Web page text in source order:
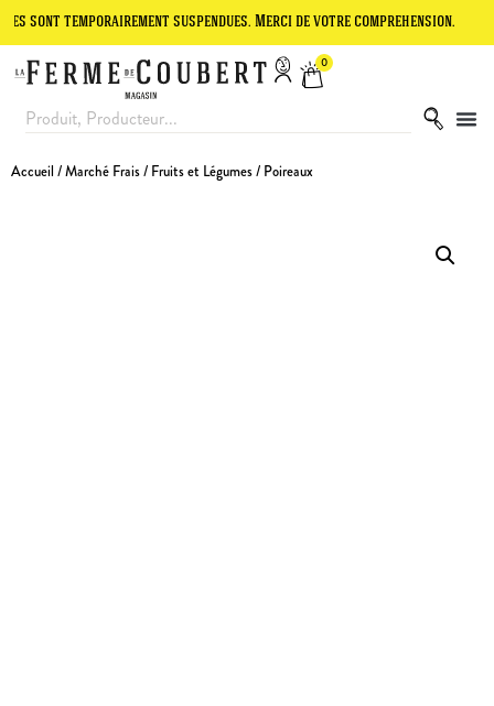
suspendues. Merci de votre compréhension. Le site
0
Accueil /Marché Frais/ Fruits et Légumes/ Poireaux